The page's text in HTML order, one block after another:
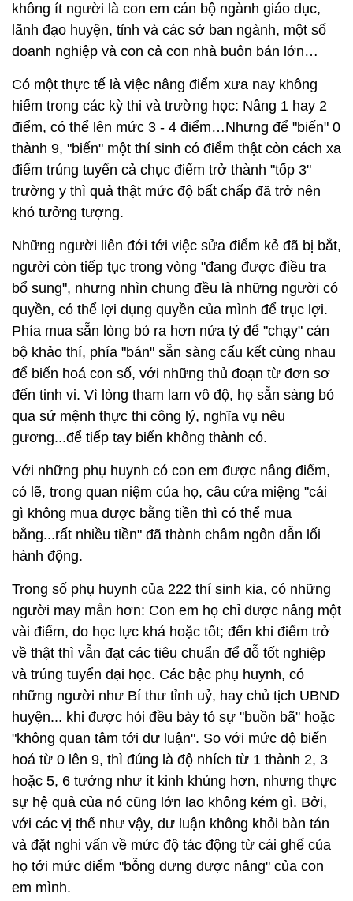
không ít người là con em cán bộ ngành giáo dục,
lãnh đạo huyện, tỉnh và các sở ban ngành, một số
doanh nghiệp và con cả con nhà buôn bán lớn…
Có một thực tế là việc nâng điểm xưa nay không
hiếm trong các kỳ thi và trường học: Nâng 1 hay 2
điểm, có thể lên mức 3 - 4 điểm…Nhưng để "biến" 0
thành 9, "biến" một thí sinh có điểm thật còn cách xa
điểm trúng tuyển cả chục điểm trở thành "tốp 3"
trường y thì quả thật mức độ bất chấp đã trở nên
khó tưởng tượng.
Những người liên đới tới việc sửa điểm kẻ đã bị bắt,
người còn tiếp tục trong vòng "đang được điều tra
bổ sung", nhưng nhìn chung đều là những người có
quyền, có thể lợi dụng quyền của mình để trục lợi.
Phía mua sẵn lòng bỏ ra hơn nửa tỷ để "chạy" cán
bộ khảo thí, phía "bán" sẵn sàng cấu kết cùng nhau
để biến hoá con số, với những thủ đoạn từ đơn sơ
đến tinh vi. Vì lòng tham lam vô độ, họ sẵn sàng bỏ
qua sứ mệnh thực thi công lý, nghĩa vụ nêu
gương...để tiếp tay biến không thành có.
Với những phụ huynh có con em được nâng điểm,
có lẽ, trong quan niệm của họ, câu cửa miệng "cái
gì không mua được bằng tiền thì có thể mua
bằng...rất nhiều tiền" đã thành châm ngôn dẫn lối
hành động.
Trong số phụ huynh của 222 thí sinh kia, có những
người may mắn hơn: Con em họ chỉ được nâng một
vài điểm, do học lực khá hoặc tốt; đến khi điểm trở
về thật thì vẫn đạt các tiêu chuẩn để đỗ tốt nghiệp
và trúng tuyển đại học. Các bậc phụ huynh, có
những người như Bí thư tỉnh uỷ, hay chủ tịch UBND
huyện... khi được hỏi đều bày tỏ sự "buồn bã" hoặc
"không quan tâm tới dư luận". So với mức độ biến
hoá từ 0 lên 9, thì đúng là độ nhích từ 1 thành 2, 3
hoặc 5, 6 tưởng như ít kinh khủng hơn, nhưng thực
sự hệ quả của nó cũng lớn lao không kém gì. Bởi,
với các vị thế như vậy, dư luận không khỏi bàn tán
và đặt nghi vấn về mức độ tác động từ cái ghế của
họ tới mức điểm "bỗng dưng được nâng" của con
em mình.